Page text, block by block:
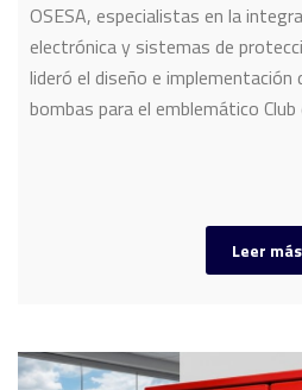
OSESA, especialistas en la
electrónica y sistemas de
lideró el diseño e implementación
bombas para el emblemático
Leer más